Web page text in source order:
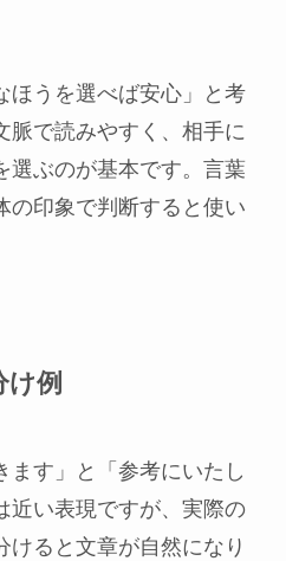
ほうを選べば安心」と考
脈で読みやすく、相手に
選ぶのが基本です。言葉
の印象で判断すると使い
け例
ます」と「参考にいたし
近い表現ですが、実際の
けると文章が自然になり